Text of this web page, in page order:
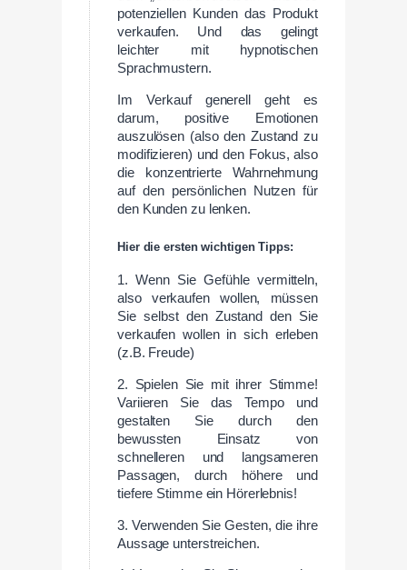
potenziellen Kunden das Produkt
verkaufen. Und das gelingt
leichter mit hypnotischen
Sprachmustern.
Im Verkauf generell geht es
darum, positive Emotionen
auszulösen (also den Zustand zu
modifizieren) und den Fokus, also
die konzentrierte Wahrnehmung
auf den persönlichen Nutzen für
den Kunden zu lenken.
Hier die ersten wichtigen Tipps:
1. Wenn Sie Gefühle vermitteln,
also verkaufen wollen, müssen
Sie selbst den Zustand den Sie
verkaufen wollen in sich erleben
(z.B. Freude)
2. Spielen Sie mit ihrer Stimme!
Variieren Sie das Tempo und
gestalten Sie durch den
bewussten Einsatz von
schnelleren und langsameren
Passagen, durch höhere und
tiefere Stimme ein Hörerlebnis!
3. Verwenden Sie Gesten, die ihre
Aussage unterstreichen.